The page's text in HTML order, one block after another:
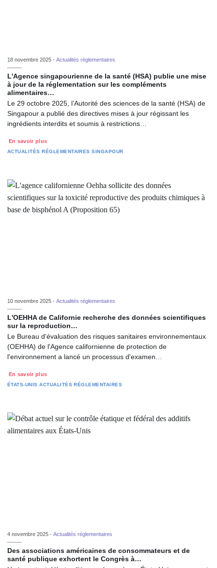
18 novembre 2025 - Actualités réglementaires
L'Agence singapourienne de la santé (HSA) publie une mise
à jour de la réglementation sur les compléments
alimentaires…
Le 29 octobre 2025, l’Autorité des sciences de la santé (HSA) de
Singapour a publié des directives mises à jour régissant les
ingrédients interdits et soumis à restrictions…
En savoir plus
ACTUALITÉS RÉGLEMENTAIRES SINGAPOUR
10 novembre 2025 - Actualités réglementaires
L'OEHHA de Californie recherche des données scientifiques
sur la reproduction…
Le Bureau d'évaluation des risques sanitaires environnementaux
(OEHHA) de l'Agence californienne de protection de
l'environnement a lancé un processus d'examen…
En savoir plus
ÉTATS-UNIS ACTUALITÉS RÉGLEMENTAIRES
4 novembre 2025 - Actualités réglementaires
Des associations américaines de consommateurs et de
santé publique exhortent le Congrès à…